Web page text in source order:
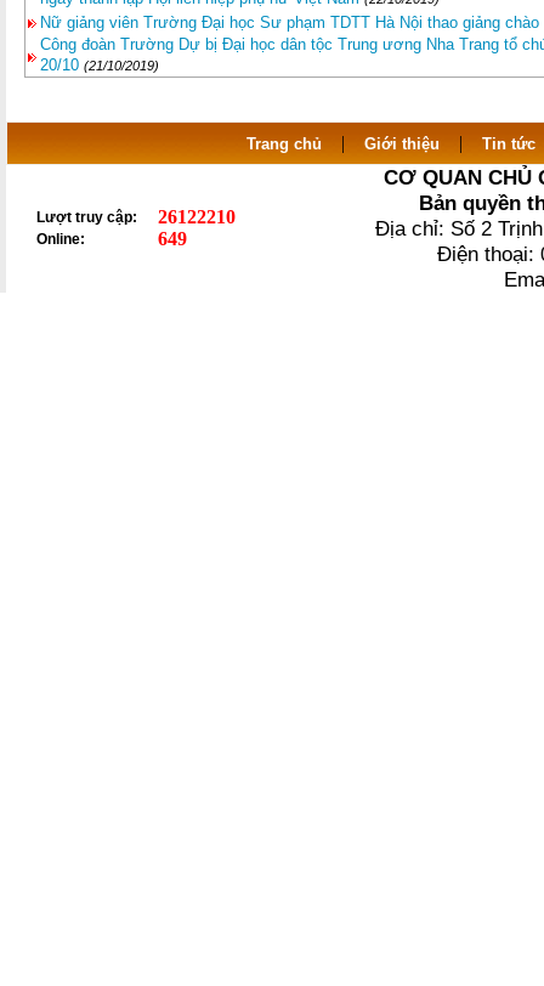
Nữ giảng viên Trường Đại học Sư phạm TDTT Hà Nội thao giảng
Công đoàn Trường Dự bị Đại học dân tộc Trung ương Nha Trang tổ
20/10 (21/10/2019)
Trang chủ | Giới thiệu | Tin tức
Lượt truy cập: 26122210
Online: 649
CƠ QUAN CHỦ
Bản quyền
Địa chỉ: Số 2
Điện